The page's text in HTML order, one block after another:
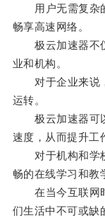
用户无需复杂的
畅享高速网络。
极云加速器不仅
业和机构。
对于企业来说，
运转。
极云加速器可以
速度，从而提升工
对于机构和学校
畅的在线学习和教
在当今互联网时
们生活中不可或缺